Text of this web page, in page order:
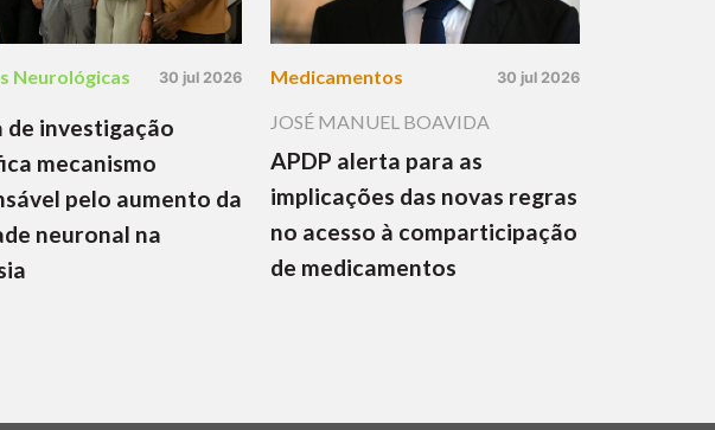
Neurológicas 30 jul 2026
de investigação
mecanismo
pelo aumento da
neuronal na
Medicamentos 30 jul 2026
JOSÉ MANUEL BOAVIDA
APDP alerta para as
implicações das novas regras
no acesso à comparticipação
de medicamentos